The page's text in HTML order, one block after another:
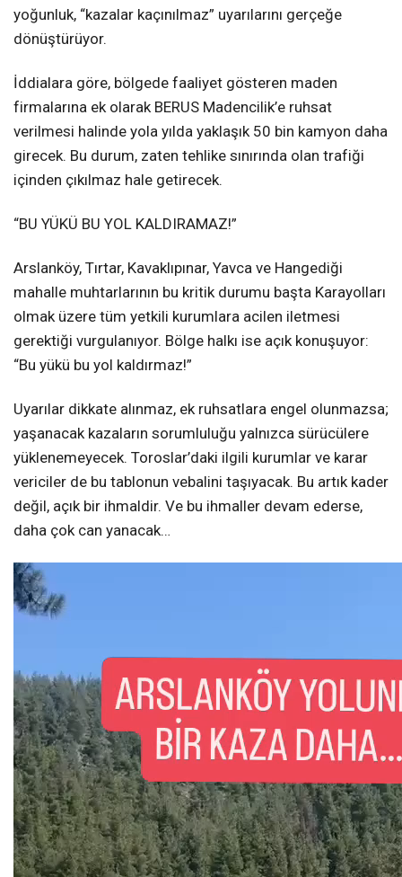
yoğunluk, “kazalar kaçınılmaz” uyarılarını gerçeğe
dönüştürüyor.
İddialara göre, bölgede faaliyet gösteren maden
firmalarına ek olarak BERUS Madencilik’e ruhsat
verilmesi halinde yola yılda yaklaşık 50 bin kamyon daha
girecek. Bu durum, zaten tehlike sınırında olan trafiği
içinden çıkılmaz hale getirecek.
“BU YÜKÜ BU YOL KALDIRAMAZ!”
Arslanköy, Tırtar, Kavaklıpınar, Yavca ve Hangediği
mahalle muhtarlarının bu kritik durumu başta Karayolları
olmak üzere tüm yetkili kurumlara acilen iletmesi
gerektiği vurgulanıyor. Bölge halkı ise açık konuşuyor:
“Bu yükü bu yol kaldırmaz!”
Uyarılar dikkate alınmaz, ek ruhsatlara engel olunmazsa;
yaşanacak kazaların sorumluluğu yalnızca sürücülere
yüklenemeyecek. Toroslar’daki ilgili kurumlar ve karar
vericiler de bu tablonun vebalini taşıyacak. Bu artık kader
değil, açık bir ihmaldir. Ve bu ihmaller devam ederse,
daha çok can yanacak…